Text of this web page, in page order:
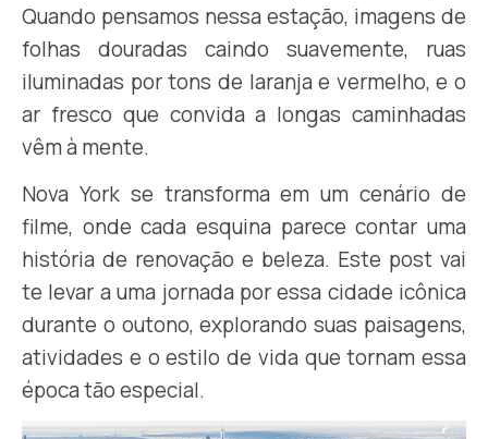
Quando pensamos nessa estação, imagens de
folhas douradas caindo suavemente, ruas
iluminadas por tons de laranja e vermelho, e o
ar fresco que convida a longas caminhadas
vêm à mente.
Nova York se transforma em um cenário de
filme, onde cada esquina parece contar uma
história de renovação e beleza. Este post vai
te levar a uma jornada por essa cidade icônica
durante o outono, explorando suas paisagens,
atividades e o estilo de vida que tornam essa
época tão especial.